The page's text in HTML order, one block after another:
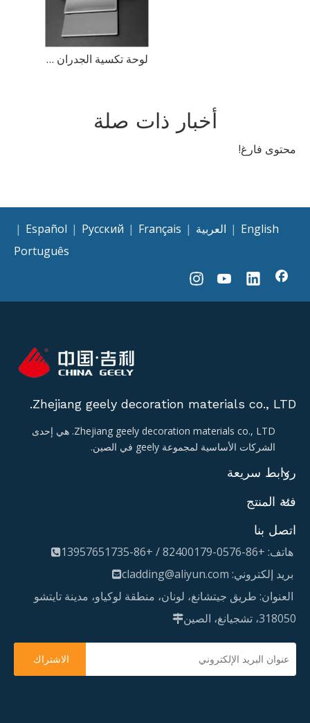
لوحة تكسية الجدران المصنوعة من الفولاذ المقاوم للصدأ
أخبار ذات صلة
محتوى فارغ!
English
| العربية |
Français
|
Pусский
|
Español
|
Português
Zhejiang geely decoration materials co., LTD.
Zhejiang geely decoration materials co., LTD. هي إحدى
الشركات الأساسية لمجموعة geely في الصين.
روابط سريعة
فئة المنتج
اتصل بنا
هاتف: +86-0576-82400179 / +86-13957651735 
بريد إلكتروني: cladding@aliyun.com

العنوان: طريق جيتشانغ، لونان، منطقة لوكياو، مدينة تايتشو
318050، تشجيانغ، الصين

الاشتراك